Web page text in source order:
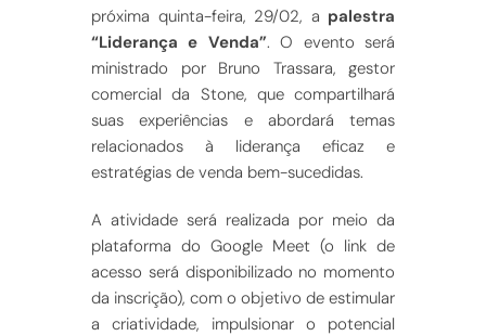
próxima quinta-feira, 29/02, a palestra
“Liderança e Venda”. O evento será
ministrado por Bruno Trassara, gestor
comercial da Stone, que compartilhará
suas experiências e abordará temas
relacionados à liderança eficaz e
estratégias de venda bem-sucedidas.
A atividade será realizada por meio da
plataforma do Google Meet (o link de
acesso será disponibilizado no momento
da inscrição), com o objetivo de estimular
a criatividade, impulsionar o potencial